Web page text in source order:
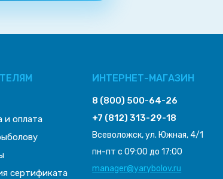
и оплата
сертификата
ИНТЕРНЕТ-МАГАЗИН
8 (800) 500-64-26
+7 (812) 313-29-18
Всеволожск, ул. Южная, 4/1
пн-пт с 09:00 до 17:00
manager@yarybolov.ru